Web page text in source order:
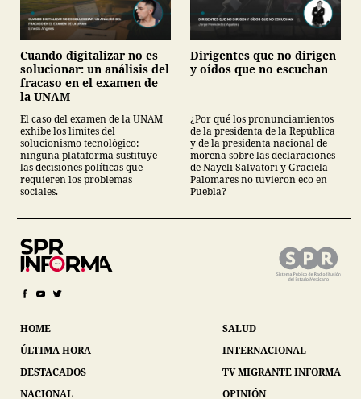
Cuando digitalizar no es
solucionar: un análisis del
fracaso en el examen de
la UNAM
El caso del examen de la UNAM
exhibe los límites del
solucionismo tecnológico:
ninguna plataforma sustituye
las decisiones políticas que
requieren los problemas
sociales.
Dirigentes que no dirigen
y oídos que no escuchan
¿Por qué los pronunciamientos
de la presidenta de la República
y de la presidenta nacional de
morena sobre las declaraciones
de Nayeli Salvatori y Graciela
Palomares no tuvieron eco en
Puebla?
HOME
ÚLTIMA HORA
DESTACADOS
NACIONAL
SALUD
INTERNACIONAL
TV MIGRANTE INFORMA
OPINIÓN